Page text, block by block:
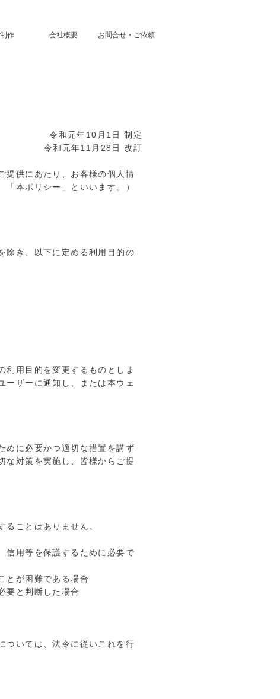
作 会社概要 お問合せ・ご依頼
令和元年10月1日 制定
令和元年11月28日 改訂
提供にあたり、お客様の個人情
本ポリシー」といいます。）
除き、以下に定める利用目的の
利用目的を変更するものとしま
ーザーに通知し、または本ウェ
めに必要かつ適切な措置を講ず
な対策を実施し、皆様からご提
ことはありません。
信用等を保護するために必要で
とが困難である場合
要と判断した場合
ついては、法令に従いこれを行